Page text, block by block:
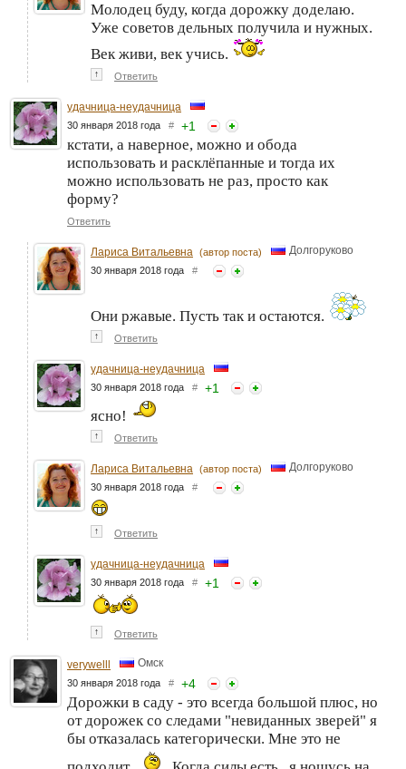
Молодец буду, когда дорожку доделаю.
Уже советов дельных получила и нужных.
Век живи, век учись.
↑ Ответить
удачница-неудачница
30 января 2018 года # +1
кстати, а наверное, можно и обода
использовать и расклёпанные и тогда их
можно использовать не раз, просто как
форму?
Ответить
Лариса Витальевна (автор поста) Долгоруково
30 января 2018 года #
Они ржавые. Пусть так и остаются.
↑ Ответить
удачница-неудачница
30 января 2018 года # +1
ясно!
↑ Ответить
Лариса Витальевна (автор поста) Долгоруково
30 января 2018 года #
↑ Ответить
удачница-неудачница
30 января 2018 года # +1
↑ Ответить
verywelll Омск
30 января 2018 года # +4
Дорожки в саду - это всегда большой плюс, но
от дорожек со следами "невиданных зверей" я
бы отказалась категорически. Мне это не